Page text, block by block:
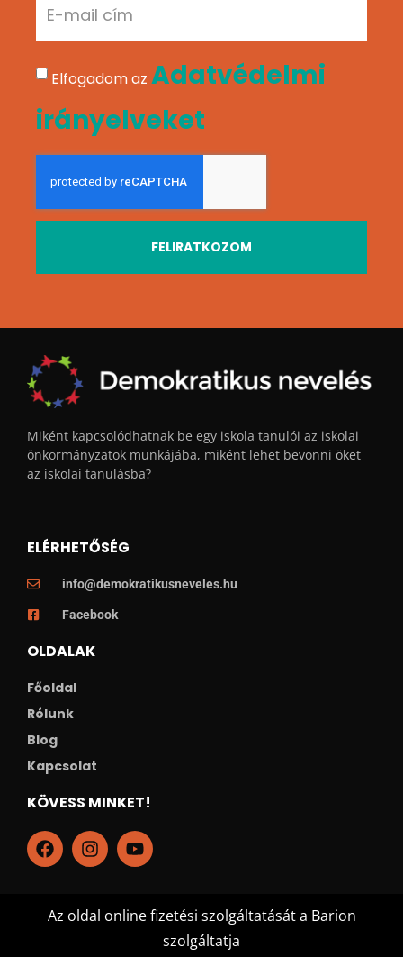
Elfogadom az Adatvédelmi
irányelveket
FELIRATKOZOM
Miként kapcsolódhatnak be egy iskola tanulói az iskolai
önkormányzatok munkájába, miként lehet bevonni öket
az iskolai tanulásba?
ELÉRHETŐSÉG
info@demokratikusneveles.hu
Facebook
OLDALAK
Főoldal
Rólunk
Blog
Kapcsolat
KÖVESS MINKET!
Az oldal online fizetési szolgáltatását a Barion
szolgáltatja